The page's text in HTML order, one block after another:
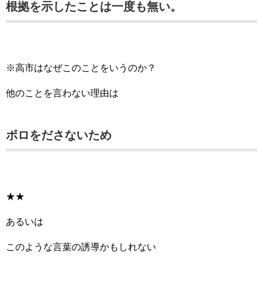
根拠を示したことは一度も無い。
※高市はなぜこのことをいうのか？
他のことを言わない理由は
ボロをださないため
★★
あるいは
このような言葉の誘導かもしれない